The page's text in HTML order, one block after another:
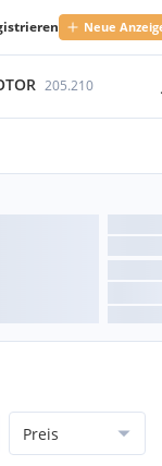
Neue
205.210
Preis